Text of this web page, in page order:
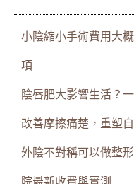
小陰縮小手術費用大
項
陰唇肥大影響生活？
改善摩擦痛楚，重塑
外陰不對稱可以做整
院最新收費與實測